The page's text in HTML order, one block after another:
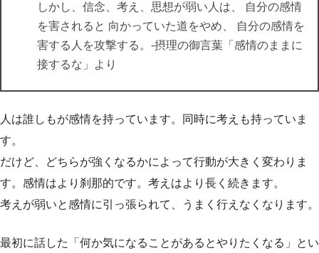
しかし、信念、考え、思想が弱い人は、 自分の感情
を害されると 向かっていた道をやめ、 自分の感情を
害する人を攻撃する。-摂理の御言葉「感情のままに
接するな」より
人は誰しもが感情を持っています。同時に考えも持っていま
す。
だけど、どちらが強くなるかによって行動が大きく変わりま
す。感情はより刹那的です。考えはより長く続きます。
考えが弱いと感情に引っ張られて、うまく行えなくなります。
最初に話した「何か気になることがあるとやりたくなる」とい